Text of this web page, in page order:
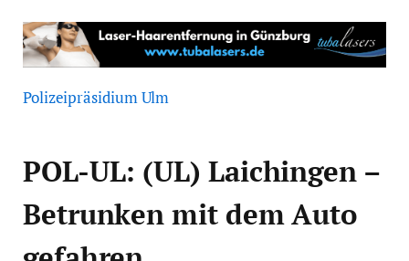
Polizeipräsidium Ulm
POL-UL: (UL) Laichingen –
Betrunken mit dem Auto